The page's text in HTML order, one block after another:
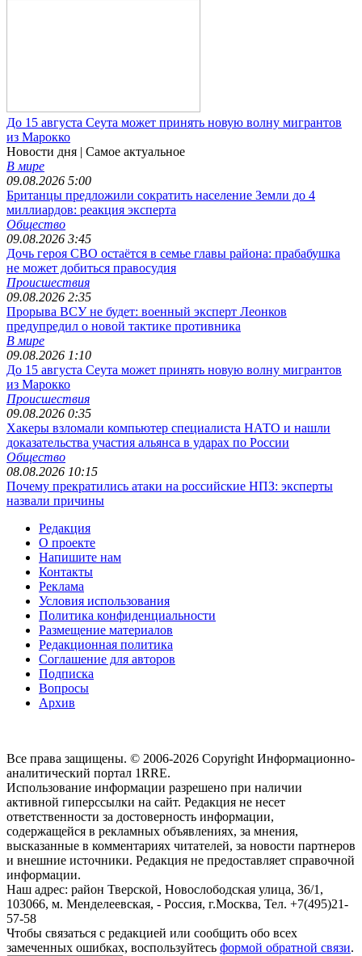
До 15 августа Сеута может принять новую волну мигрантов
из Марокко
Новости дня | Самое актуальное
В мире
09.08.2026 5:00
Британцы предложили сократить население Земли до 4
миллиардов: реакция эксперта
Общество
09.08.2026 3:45
Дочь героя СВО остаётся в семье главы района: прабабушка
не может добиться правосудия
Происшествия
09.08.2026 2:35
Прорыва ВСУ не будет: военный эксперт Леонков
предупредил о новой тактике противника
В мире
09.08.2026 1:10
До 15 августа Сеута может принять новую волну мигрантов
из Марокко
Происшествия
09.08.2026 0:35
Хакеры взломали компьютер специалиста НАТО и нашли
доказательства участия альянса в ударах по России
Общество
08.08.2026 10:15
Почему прекратились атаки на российские НПЗ: эксперты
назвали причины
Редакция
О проекте
Напишите нам
Контакты
Реклама
Условия использования
Политика конфиденциальности
Размещение материалов
Редакционная политика
Соглашение для авторов
Подписка
Вопросы
Архив
Все права защищены. © 2006-2026 Copyright Информационно-
аналитический портал 1RRE.
Использование информации разрешено при наличии
активной гиперссылки на сайт. Редакция не несет
ответственности за достоверность информации,
содержащейся в рекламных объявлениях, за мнения,
высказанные в комментариях читателей, за новости партнеров
и внешние источники. Редакция не предоставляет справочной
информации.
Наш адрес: район Тверской, Новослободская улица, 36/1 ,
103066, м. Менделеевская, - Россия, г.Москва, Тел. +7(495)21-
57-58
Чтобы связаться с редакцией или сообщить обо всех
замеченных ошибках, воспользуйтесь формой обратной связи.